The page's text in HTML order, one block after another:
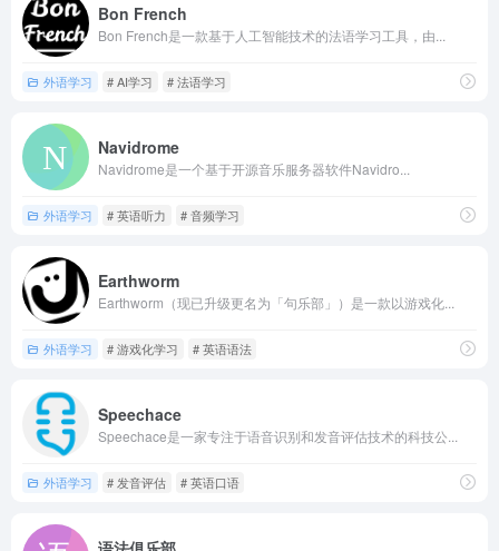
Bon French
Bon French是一款基于人工智能技术的法语学习工具，由...
外语学习 # AI学习 # 法语学习
Navidrome
Navidrome是一个基于开源音乐服务器软件Navidro...
外语学习 # 英语听力 # 音频学习
Earthworm
Earthworm（现已升级更名为「句乐部」）是一款以游戏化...
外语学习 # 游戏化学习 # 英语语法
Speechace
Speechace是一家专注于语音识别和发音评估技术的科技公...
外语学习 # 发音评估 # 英语口语